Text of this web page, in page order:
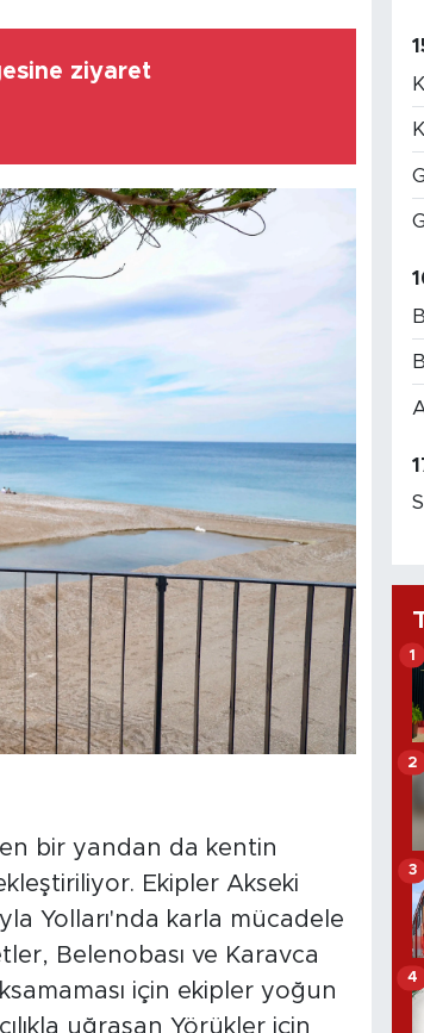
ziyaret
bir yandan da kentin
Ekipler Akseki
Yolları'nda karla mücadele
Belenobası ve Karavca
için ekipler yoğun
uğraşan Yörükler için
1
2
3
4